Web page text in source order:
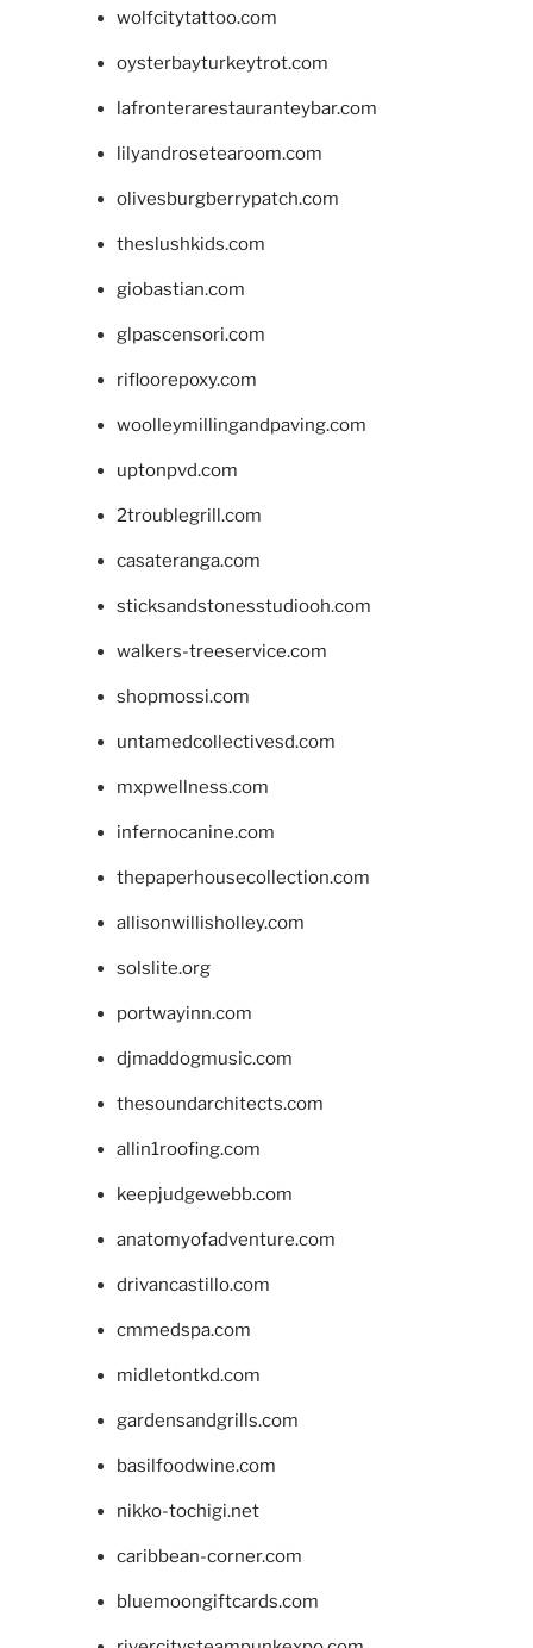
wolfcitytattoo.com
oysterbayturkeytrot.com
lafronterarestauranteybar.com
lilyandrosetearoom.com
olivesburgberrypatch.com
theslushkids.com
giobastian.com
glpascensori.com
rifloorepoxy.com
woolleymillingandpaving.com
uptonpvd.com
2troublegrill.com
casateranga.com
sticksandstonesstudiooh.com
walkers-treeservice.com
shopmossi.com
untamedcollectivesd.com
mxpwellness.com
infernocanine.com
thepaperhousecollection.com
allisonwillisholley.com
solslite.org
portwayinn.com
djmaddogmusic.com
thesoundarchitects.com
allin1roofing.com
keepjudgewebb.com
anatomyofadventure.com
drivancastillo.com
cmmedspa.com
midletontkd.com
gardensandgrills.com
basilfoodwine.com
nikko-tochigi.net
caribbean-corner.com
bluemoongiftcards.com